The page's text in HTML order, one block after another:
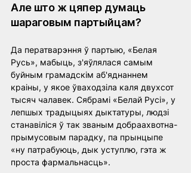
Але што ж цяпер думаць
шараговым партыйцам?
Да ператварэння ў партыю, «Белая
Русь», мабыць, з'яўлялася самым
буйным грамадскім аб'яднаннем
краіны, у якое ўваходзіла каля двухсот
тысяч чалавек. Сябрамі «Белай Русі», у
лепшых традыцыях дыктатуры, людзі
станавіліся ў так званым добраахвотна-
прымусовым парадку, па прынцыпе
«ну патрабуюць, дык уступлю, гэта ж
проста фармальнасць».